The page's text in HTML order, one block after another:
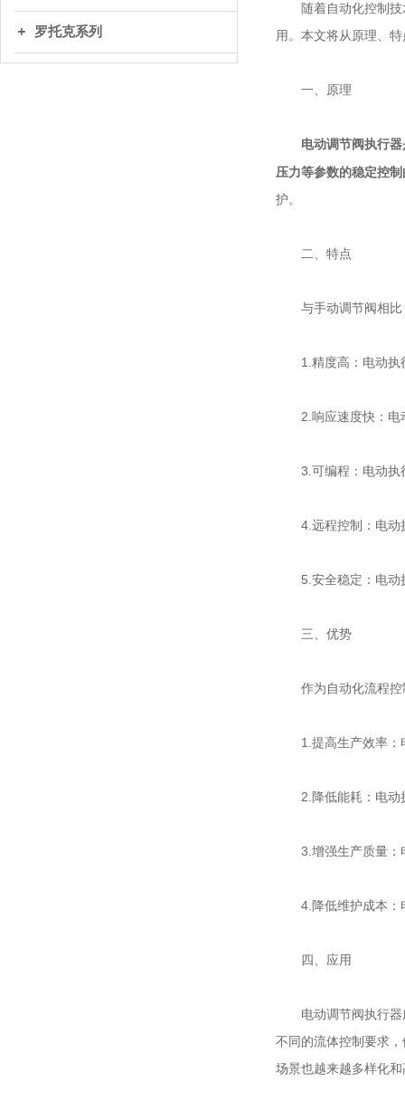
罗托克系列
随着自动化控制技术
用。本文将从原理、
一、原理
电动调节阀执行器
压力等参数的稳定控
护。
二、特点
与手动调节阀相比
1.精度高：电动执行
2.响应速度快：电动
3.可编程：电动执行
4.远程控制：电动执
5.安全稳定：电动执
三、优势
作为自动化流程控
1.提高生产效率：电
2.降低能耗：电动执
3.增强生产质量：电
4.降低维护成本：电
四、应用
电动调节阀执行器广
不同的流体控制要求
场景也越来越多样化